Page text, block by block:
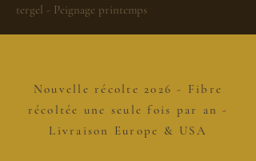
tergel - Peignage printemps
Nouvelle récolte 2026 - Fibre
récoltée une seule fois par an -
Livraison Europe & USA